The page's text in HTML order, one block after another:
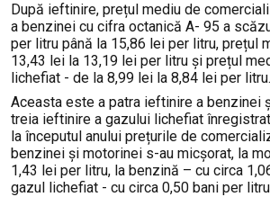
După ieftinire, prețul mediu de
a benzinei cu cifra octanică A- 95 a
per litru până la 15,86 lei per litru, prețul
13,43 lei la 13,19 lei per litru și prețul
lichefiat - de la 8,99 lei la 8,84 lei per litru.
Aceasta este a patra ieftinire a benzinei
treia ieftinire a gazului lichefiat
la începutul anului prețurile de
benzinei și motorinei s-au micșorat, la
1,43 lei per litru, la benzină – cu circa
gazul lichefiat - cu circa 0,50 bani per